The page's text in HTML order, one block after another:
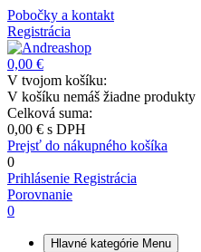
Pobočky a kontakt
Registrácia
0,00 €
V tvojom košíku:
V košíku nemáš žiadne produkty
Celková suma:
0,00 € s DPH
Prejsť do nákupného košíka
0
Prihlásenie Registrácia
Porovnanie
0
Hlavné kategórie Menu